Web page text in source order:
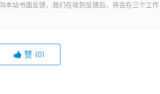
站书面反馈，我们在收到反馈后，将会在三个工作
赞 (0)